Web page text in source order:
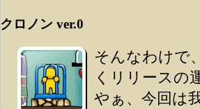
クロノン ver.0
そんなわけで
くリリースの
やぁ、今回は